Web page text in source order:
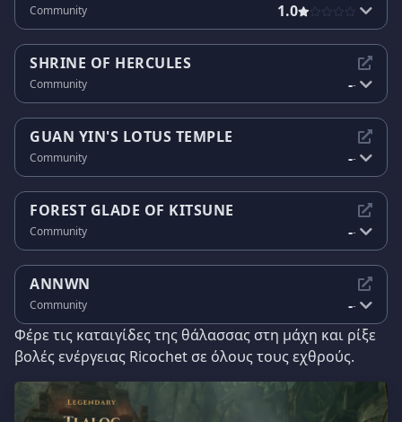
Community 1.0
SHRINE OF HERCULES
Community --
GUAN YIN'S LOTUS TEMPLE
Community --
FOREST GLADE OF KITSUNE
Community --
ANNWN
Community --
Φέρε τις καταιγίδες της θάλασσας στη μάχη και ρίξε
βολές ενέργειας Ricochet σε όλους τους εχθρούς.